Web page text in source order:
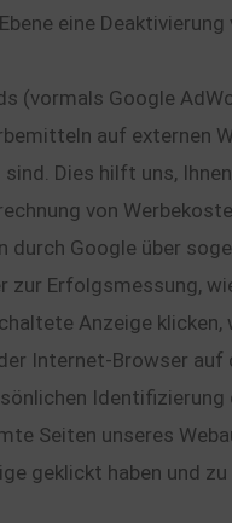
eine
(vormals Google
auf externen
Dies hilft uns,
von
Google über
Erfolgsmessung,
Anzeige
Internet-Browser
Identifizierung
Seiten unseres
geklickt haben und